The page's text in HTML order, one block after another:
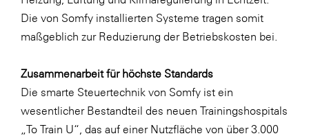
Die von Somfy installierten Systeme tragen somit
maßgeblich zur Reduzierung der Betriebskosten bei.
Zusammenarbeit für höchste Standards
Die smarte Steuertechnik von Somfy ist ein
wesentlicher Bestandteil des neuen Trainingshospitals
„To Train U“, das auf einer Nutzfläche von über 3.000